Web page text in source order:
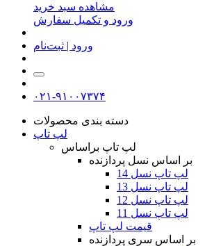
مشاهده سبد خرید
ورود و تکمیل سفارش
ورود | ثبت‌نام
۰۲۱-۹۱۰۰۷۳۷۴
دسته بندی محصولات
لپ تاپ
لپ تاپ براساس
بر اساس نسل پردازنده
لپ تاپ نسل 14
لپ تاپ نسل 13
لپ تاپ نسل 12
لپ تاپ نسل 11
قیمت لپ تاپ
بر اساس سری پردازنده